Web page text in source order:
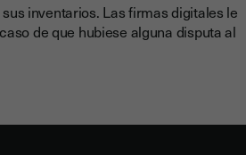
inventarios. Las firmas digitales le
de que hubiese alguna disputa al